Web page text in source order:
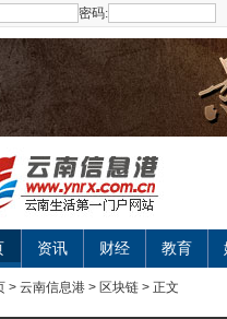
密码:
资讯 财经 教育
> 云南信息港 > 区块链 > 正文